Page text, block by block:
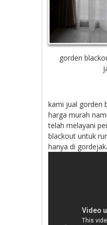
gorden
kami jual gorden
harga murah
telah melayani
blackout untuk
hanya di